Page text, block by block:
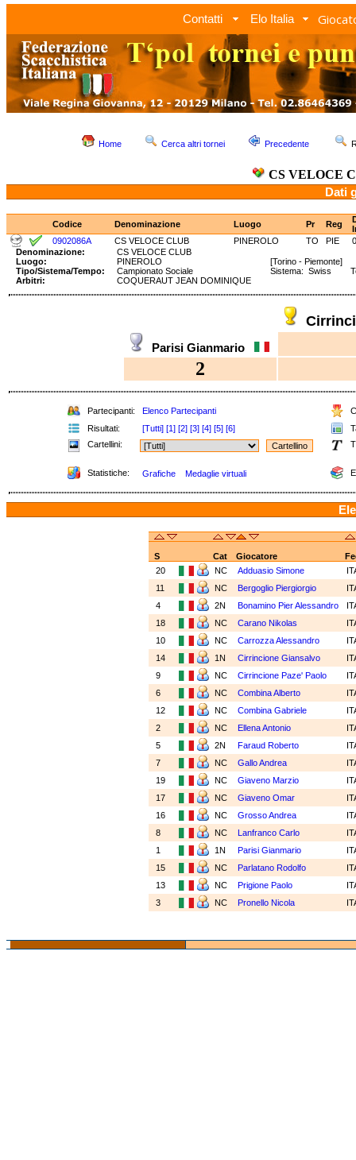
Contatti Elo Italia
Home Cerca altri tornei Precedente
CS VELOCE
Dati
Codice Denominazione Luogo Pr Reg
0902086A
CS VELOCE CLUB PINEROLO TO PIE
Denominazione:
CS VELOCE CLUB
Luogo:
PINEROLO
[Torino - Piemonte]
Tipo/Sistema/Tempo:
Campionato Sociale
Sistema: Swiss
Arbitri:
COQUERAUT JEAN DOMINIQUE
Parisi Gianmario
2
Partecipanti: Elenco Partecipanti
Risultati:
[Tutti] [1] [2] [3] [4] [5] [6]
Cartellini:
Statistiche: Grafiche Medaglie virtuali
S Cat Giocatore
20
NC Adduasio Simone
11
NC Bergoglio Piergiorgio
4
2N Bonamino Pier Alessandro
18
NC Carano Nikolas
10
NC Carrozza Alessandro
14
1N Cirrincione Giansalvo
9
NC Cirrincione Paze' Paolo
6
NC Combina Alberto
12
NC Combina Gabriele
2
NC Ellena Antonio
5
2N Faraud Roberto
7
NC Gallo Andrea
19
NC Giaveno Marzio
17
NC Giaveno Omar
16
NC Grosso Andrea
8
NC Lanfranco Carlo
1
1N Parisi Gianmario
15
NC Parlatano Rodolfo
13
NC Prigione Paolo
3
NC Pronello Nicola